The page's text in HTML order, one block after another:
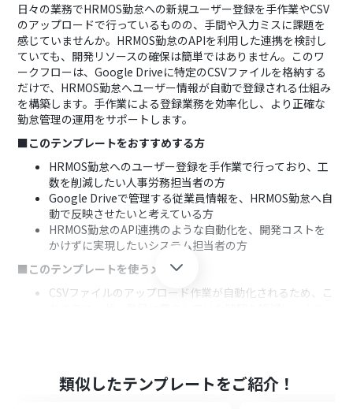
日々の業務でHRMOS勤怠への新規ユーザー登録を手作業やCSV
のアップロードで行っているものの、手間や入力ミスに課題を
感じていませんか。HRMOS勤怠のAPIを利用した連携を検討し
ていても、開発リソースの確保は簡単ではありません。このワ
ークフローは、Google Driveに特定のCSVファイルを格納する
だけで、HRMOS勤怠へユーザー情報が自動で登録される仕組み
を構築します。手作業による登録業務を効率化し、より正確な
勤怠管理の運用をサポートします。
■このテンプレートをおすすめする方
HRMOS勤怠へのユーザー登録を手作業で行っており、工
数を削減したい人事労務担当者の方
Google Driveで管理する従業員情報を、HRMOS勤怠へ自
動で反映させたいと考えている方
HRMOS勤怠のAPI連携のような自動化を、開発コストを
かけずに実現したいシステム担当者の方
■このテンプレートを使うメリット
CSVファイルのアップロード作業が自動化されるため、こ
■フローボットの流れ
類似したテンプレートをご紹介！